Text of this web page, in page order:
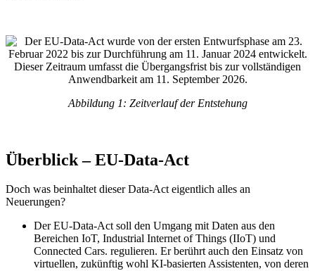
Abbildung 1: Zeitverlauf der Entstehung
Überblick – EU-Data-Act
Doch was beinhaltet dieser Data-Act eigentlich alles an
Neuerungen?
Der EU-Data-Act soll den Umgang mit Daten aus den
Bereichen IoT, Industrial Internet of Things (IIoT) und
Connected Cars. regulieren. Er berührt auch den Einsatz von
virtuellen, zukünftig wohl KI-basierten Assistenten, von deren